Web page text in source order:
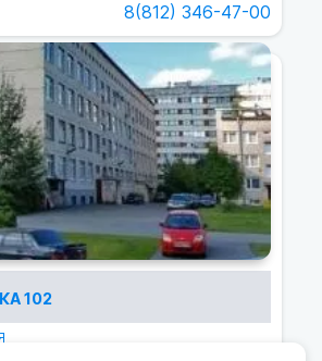
8(812) 346-47-00
102